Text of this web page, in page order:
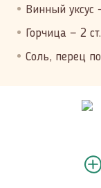
Винный уксус
Горчица — 2
Соль, перец